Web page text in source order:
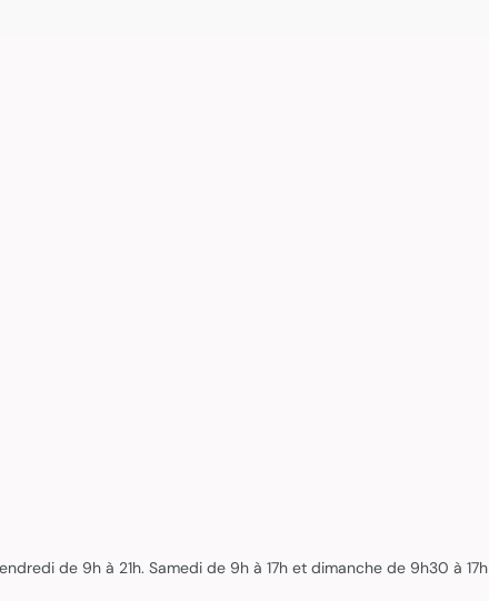
de 9h à 21h. Samedi de 9h à 17h et dimanche de 9h30 à 17h